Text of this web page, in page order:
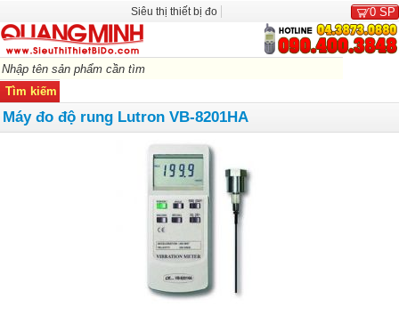
Siêu thị thiết bị đo 0 SP
Máy đo độ rung Lutron VB-8201HA